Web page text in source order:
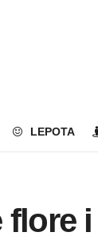
LEPOTA
flore i